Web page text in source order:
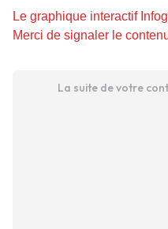
Le graphique interactif
Merci de signaler le
La suite de votre